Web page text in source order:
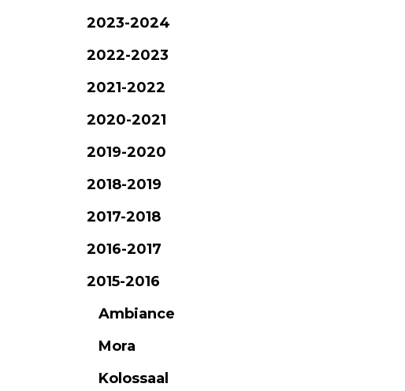
2023-2024
2022-2023
2021-2022
2020-2021
2019-2020
2018-2019
2017-2018
2016-2017
2015-2016
Ambiance
Mora
Kolossaal